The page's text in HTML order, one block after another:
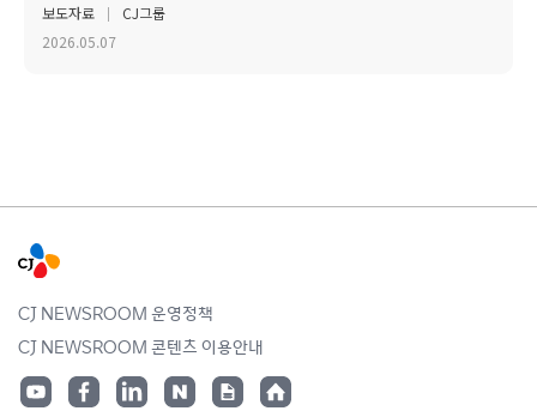
보도자료
CJ그룹
2026.05.07
CJ NEWSROOM 운영정책
CJ NEWSROOM 콘텐츠 이용안내